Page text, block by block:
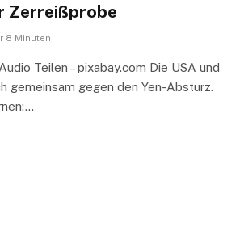
Zerreißprobe
8 Minuten
Teilen – pixabay.com Die USA und
gemeinsam gegen den Yen-Absturz.